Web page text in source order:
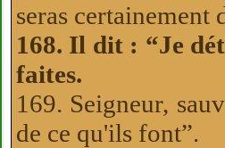
seras certainement
168. Il dit : “Je
faites.
169. Seigneur,
de ce qu'ils font”.